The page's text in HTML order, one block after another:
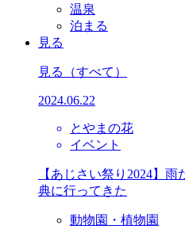
温泉
泊まる
見る
見る （すべて）
2024.06.22
とやまの花
イベント
【あじさい祭り2024】
典に行ってきた
動物園・植物園